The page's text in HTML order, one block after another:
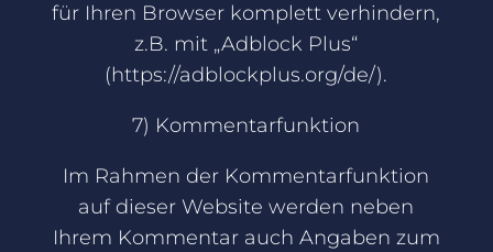
für Ihren Browser komplett verhindern,
z.B. mit „Adblock Plus“
(https://adblockplus.org/de/).
7) Kommentarfunktion
Im Rahmen der Kommentarfunktion
auf dieser Website werden neben
Ihrem Kommentar auch Angaben zum